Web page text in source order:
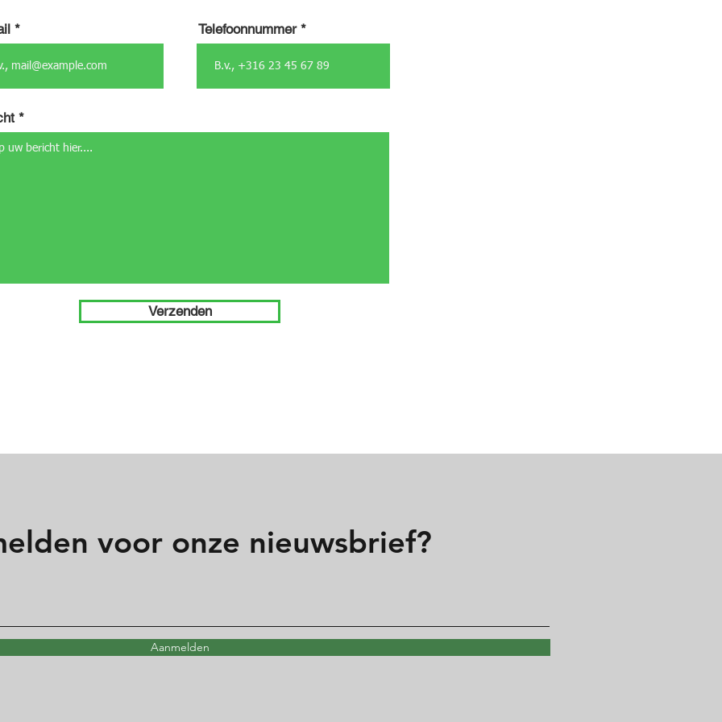
Telefoonnummer
Verzenden
voor onze nieuwsbrief?
Aanmelden